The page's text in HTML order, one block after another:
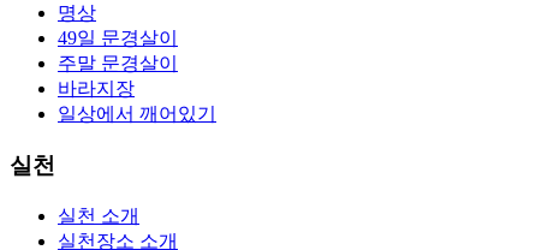
명상
49일 문경살이
주말 문경살이
바라지장
일상에서 깨어있기
실천
실천 소개
실천장소 소개